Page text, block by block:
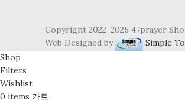
Copyright 2022-2025 47prayer
Web Designed by
Simple
Shop
Filters
Wishlist
0 items 카트